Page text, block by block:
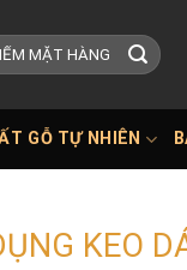
GỖ TỰ NHIÊN
KEO